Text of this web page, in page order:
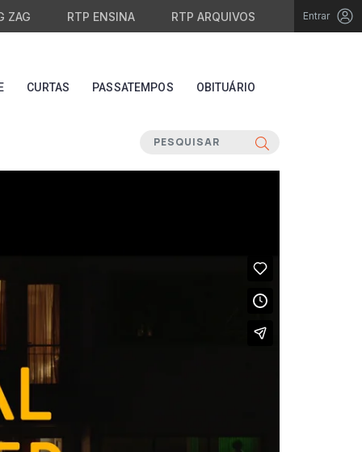
ZAG RTP ENSINA RTP ARQUIVOS Entrar
CURTAS PASSATEMPOS OBITUÁRIO